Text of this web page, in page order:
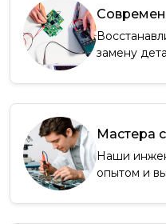
замену
Мастера
Наши
опытом и